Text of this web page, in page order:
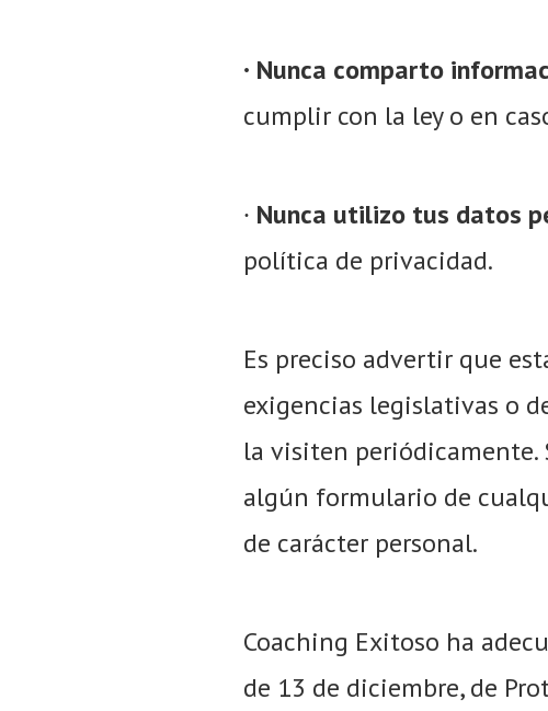
∙ Nunca comparto
cumplir con la ley o en
∙ Nunca utilizo tus datos
política de privacidad.
Es preciso advertir que
exigencias legislativas o
la visiten periódicamente.
algún formulario de
de carácter personal.
Coaching Exitoso ha
de 13 de diciembre, de